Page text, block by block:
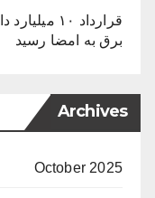
برق به امضا رسید
Archives
October 2025